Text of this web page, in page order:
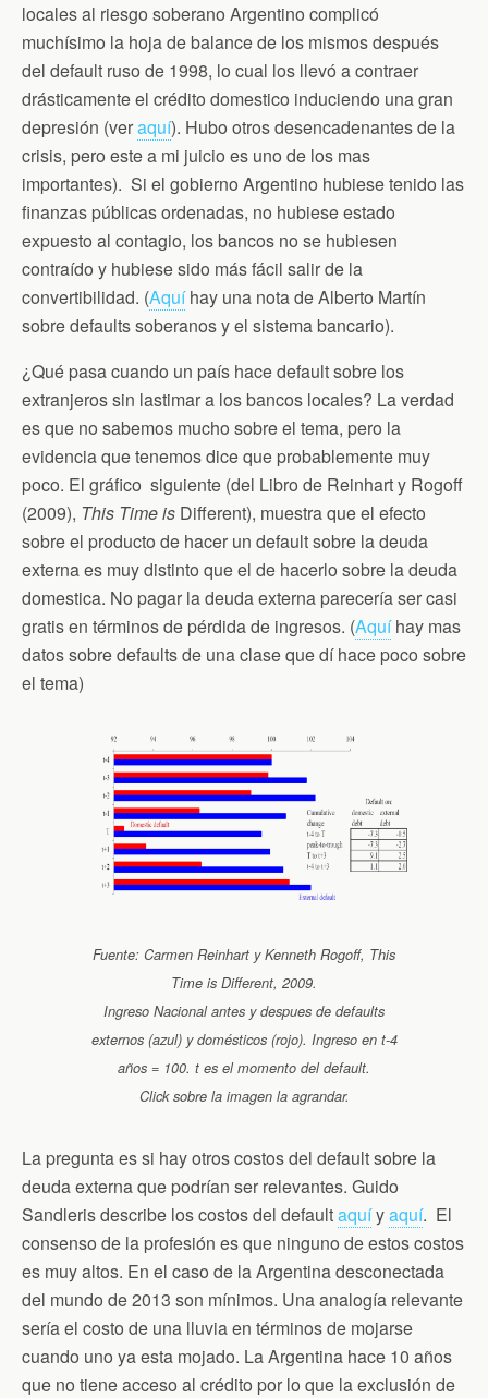
locales al riesgo soberano Argentino complicó
muchísimo la hoja de balance de los mismos después
del default ruso de 1998, lo cual los llevó a contraer
drásticamente el crédito domestico induciendo una gran
depresión (veraquí). Hubo otros desencadenantes de la
crisis, pero este a mi juicio es uno de los mas
importantes). Si el gobierno Argentino hubiese tenido las
finanzas públicas ordenadas, no hubiese estado
expuesto al contagio, los bancos no se hubiesen
contraído y hubiese sido más fácil salir de la
convertibilidad. (Aquíhay una nota de Alberto Martín
sobre defaults soberanos y el sistema bancario).
¿Qué pasa cuando un país hace default sobre los
extranjeros sin lastimar a los bancos locales? La verdad
es que no sabemos mucho sobre el tema, pero la
evidencia que tenemos dice que probablemente muy
poco. El gráfico siguiente (del Libro de Reinhart y Rogoff
(2009), This Time is Different), muestra que el efecto
sobre el producto de hacer un default sobre la deuda
externa es muy distinto que el de hacerlo sobre la deuda
domestica. No pagar la deuda externa parecería ser casi
gratis en términos de pérdida de ingresos. (Aquíhay mas
datos sobre defaults de una clase que dí hace poco sobre
el tema)
Fuente: Carmen Reinhart y Kenneth Rogoff, This
Time is Different, 2009.
Ingreso Nacional antes y despues de defaults
externos (azul) y domésticos (rojo). Ingreso en t-4
años = 100. t es el momento del default.
Click sobre la imagen la agrandar.
La pregunta es si hay otros costos del default sobre la
deuda externa que podrían ser relevantes. Guido
Sandleris describe los costos del defaultaquíyaquí. El
consenso de la profesión es que ninguno de estos costos
es muy altos. En el caso de la Argentina desconectada
del mundo de 2013 son mínimos. Una analogía relevante
sería el costo de una lluvia en términos de mojarse
cuando uno ya esta mojado. La Argentina hace 10 años
que no tiene acceso al crédito por lo que la exclusión de